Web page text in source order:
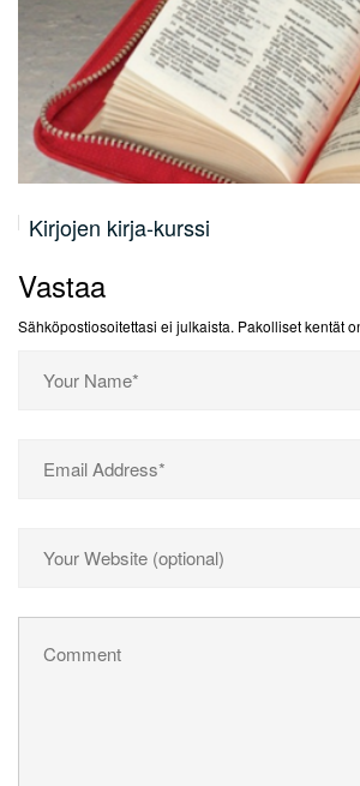
Kastekäytäntömme
Vastaa
Sähköpostiosoitettasi ei julkaista. Pakolliset kentät